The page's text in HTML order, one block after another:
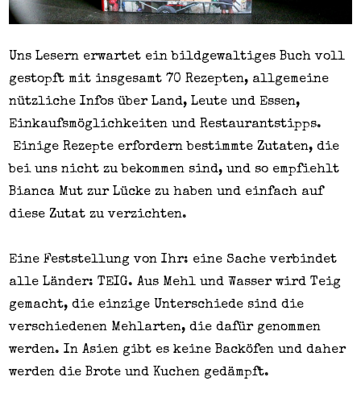
Uns Lesern erwartet ein bildgewaltiges Buch voll
gestopft mit insgesamt 70 Rezepten, allgemeine
nützliche Infos über Land, Leute und Essen,
Einkaufsmöglichkeiten und Restaurantstipps.
Einige Rezepte erfordern bestimmte Zutaten, die
bei uns nicht zu bekommen sind, und so empfiehlt
Bianca Mut zur Lücke zu haben und einfach auf
diese Zutat zu verzichten.
Eine Feststellung von Ihr: eine Sache verbindet
alle Länder: TEIG. Aus Mehl und Wasser wird Teig
gemacht, die einzige Unterschiede sind die
verschiedenen Mehlarten, die dafür genommen
werden. In Asien gibt es keine Backöfen und daher
werden die Brote und Kuchen gedämpft.